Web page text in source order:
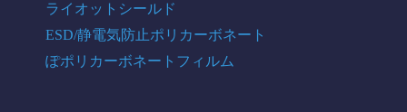
ライオットシールド
ESD/静電気防止ポリカーボネート
ぽポリカーボネートフィルム